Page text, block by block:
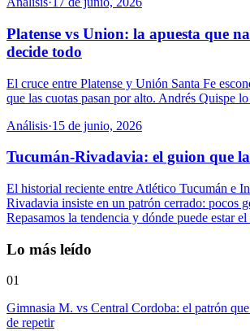
Platense vs Union: la apuesta que
decide todo
El cruce entre Platense y Unión Santa Fe
que las cuotas pasan por alto. Andrés Quispe
Análisis·15 de junio, 2026
Tucumán-Rivadavia: el guion que
El historial reciente entre Atlético Tucumán e
Rivadavia insiste en un patrón cerrado: pocos
Repasamos la tendencia y dónde puede estar el
Lo más leído
01
Gimnasia M. vs Central Cordoba: el patrón
de repetir